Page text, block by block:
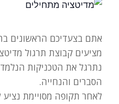
אתם בצעדיכם הראשונים
מציעים קבוצת תרגול
נתרגל את הטכניקות
הסברים והנחייה.
לאחר תקופה מסויימת